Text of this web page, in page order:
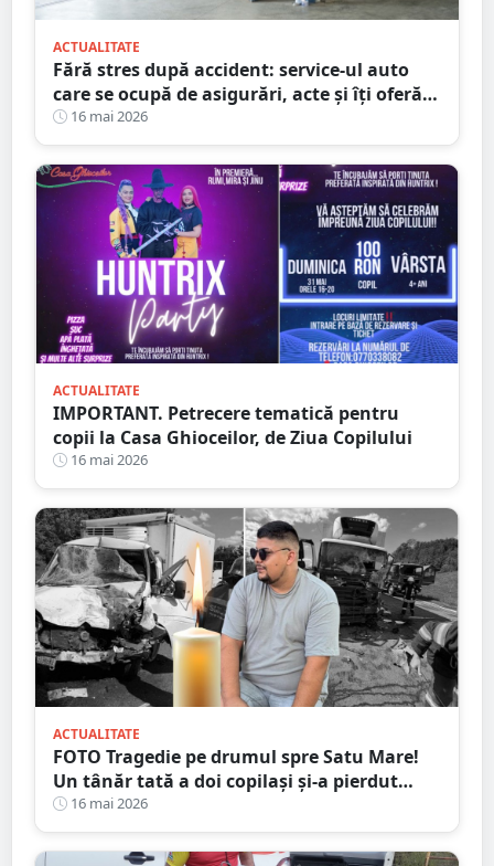
ACTUALITATE
Fără stres după accident: service-ul auto
care se ocupă de asigurări, acte și îți oferă
mașină la schimb
16 mai 2026
ACTUALITATE
IMPORTANT. Petrecere tematică pentru
copii la Casa Ghioceilor, de Ziua Copilului
16 mai 2026
ACTUALITATE
FOTO Tragedie pe drumul spre Satu Mare!
Un tânăr tată a doi copilași și-a pierdut
viața într-un accident cumplit
16 mai 2026